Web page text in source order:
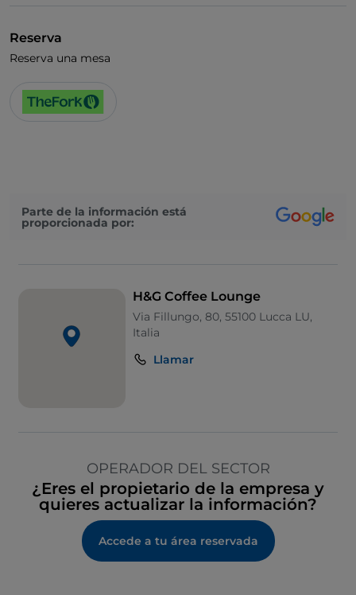
Se habla inglés
Zona de fumadores
Wi-Fi
Reserva
Reserva una mesa
Parte de la información está
proporcionada por:
H&G Coffee Lounge
Via Fillungo, 80, 55100 Lucca LU,
Italia
Llamar
OPERADOR DEL SECTOR
¿Eres el propietario de la empresa y
quieres actualizar la información?
Accede a tu área reservada